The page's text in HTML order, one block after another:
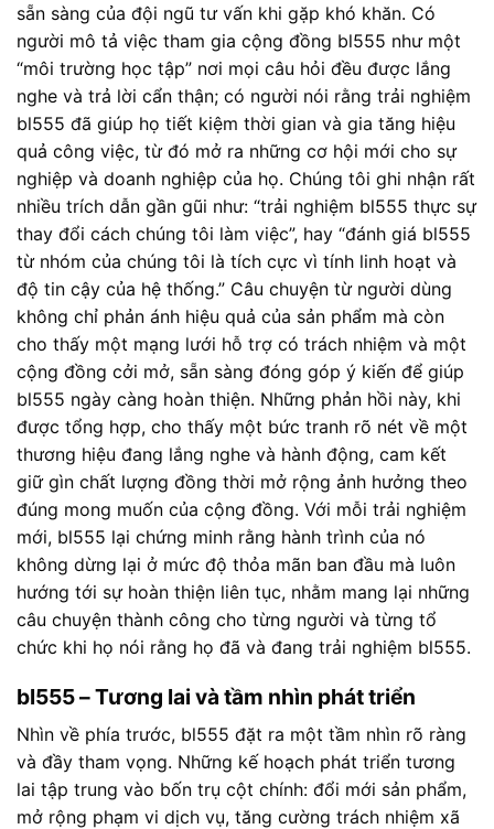
sẵn sàng của đội ngũ tư vấn khi gặp khó khăn. Có
người mô tả việc tham gia cộng đồng bl555 như một
“môi trường học tập” nơi mọi câu hỏi đều được lắng
nghe và trả lời cẩn thận; có người nói rằng trải nghiệm
bl555 đã giúp họ tiết kiệm thời gian và gia tăng hiệu
quả công việc, từ đó mở ra những cơ hội mới cho sự
nghiệp và doanh nghiệp của họ. Chúng tôi ghi nhận rất
nhiều trích dẫn gần gũi như: “trải nghiệm bl555 thực sự
thay đổi cách chúng tôi làm việc”, hay “đánh giá bl555
từ nhóm của chúng tôi là tích cực vì tính linh hoạt và
độ tin cậy của hệ thống.” Câu chuyện từ người dùng
không chỉ phản ánh hiệu quả của sản phẩm mà còn
cho thấy một mạng lưới hỗ trợ có trách nhiệm và một
cộng đồng cởi mở, sẵn sàng đóng góp ý kiến để giúp
bl555 ngày càng hoàn thiện. Những phản hồi này, khi
được tổng hợp, cho thấy một bức tranh rõ nét về một
thương hiệu đang lắng nghe và hành động, cam kết
giữ gìn chất lượng đồng thời mở rộng ảnh hưởng theo
đúng mong muốn của cộng đồng. Với mỗi trải nghiệm
mới, bl555 lại chứng minh rằng hành trình của nó
không dừng lại ở mức độ thỏa mãn ban đầu mà luôn
hướng tới sự hoàn thiện liên tục, nhằm mang lại những
câu chuyện thành công cho từng người và từng tổ
chức khi họ nói rằng họ đã và đang trải nghiệm bl555.
bl555 – Tương lai và tầm nhìn phát triển
Nhìn về phía trước, bl555 đặt ra một tầm nhìn rõ ràng
và đầy tham vọng. Những kế hoạch phát triển tương
lai tập trung vào bốn trụ cột chính: đổi mới sản phẩm,
mở rộng phạm vi dịch vụ, tăng cường trách nhiệm xã